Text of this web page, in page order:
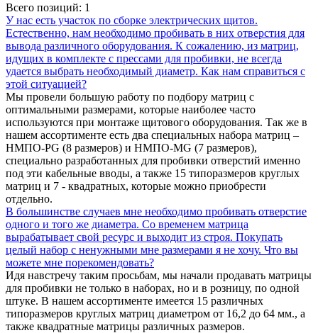
Всего позиций: 1
У нас есть участок по сборке электрических щитов.
Естественно, нам необходимо пробивать в них отверстия для
вывода различного оборудования. К сожалению, из матриц,
идущих в комплекте с прессами для пробивки, не всегда
удается выбрать необходимый диаметр. Как нам справиться с
этой ситуацией?
Мы провели большую работу по подбору матриц с
оптимальными размерами, которые наиболее часто
используются при монтаже щитового оборудования. Так же в
нашем ассортименте есть два специальных набора матриц –
НМПО-PG (8 размеров) и НМПО-MG (7 размеров),
специально разработанных для пробивки отверстий именно
под эти кабельные вводы, а также 15 типоразмеров круглых
матриц и 7 - квадратных, которые можно приобрести
отдельно.
В большинстве случаев мне необходимо пробивать отверстие
одного и того же диаметра. Со временем матрица
вырабатывает свой ресурс и выходит из строя. Покупать
целый набор с ненужными мне размерами я не хочу. Что вы
можете мне порекомендовать?
Идя навстречу таким просьбам, мы начали продавать матрицы
для пробивки не только в наборах, но и в розницу, по одной
штуке. В нашем ассортименте имеется 15 различных
типоразмеров круглых матриц диаметром от 16,2 до 64 мм., а
также квадратные матрицы различных размеров.